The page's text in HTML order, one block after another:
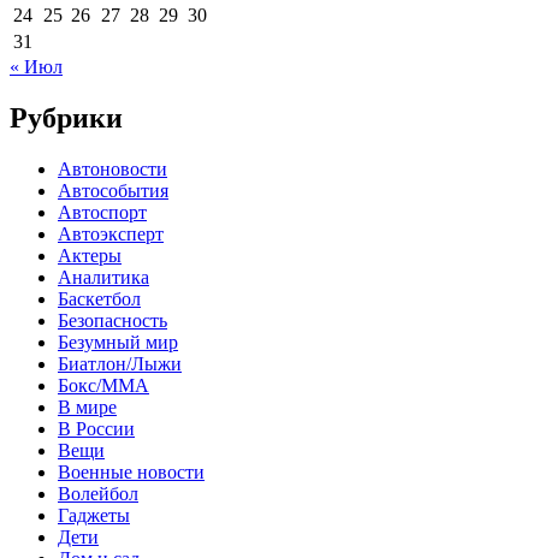
24 25 26 27 28 29 30
31
« Июл
Рубрики
Автоновости
Автособытия
Автоспорт
Автоэксперт
Актеры
Аналитика
Баскетбол
Безопасность
Безумный мир
Биатлон/Лыжи
Бокс/MMA
В мире
В России
Вещи
Военные новости
Волейбол
Гаджеты
Дети